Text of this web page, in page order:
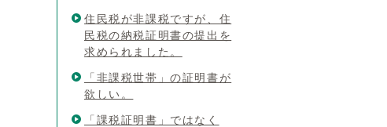
住民税が非課税ですが、住
民税の納税証明書の提出を
求められました。
「非課税世帯」の証明書が
欲しい。
「課税証明書」ではなく